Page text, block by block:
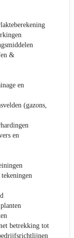
&
en
(gazons,
en
betrekking tot